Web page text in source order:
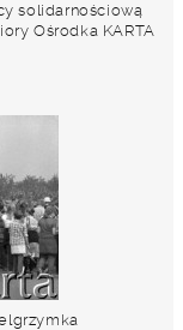
solidarnościową
Ośrodka KARTA